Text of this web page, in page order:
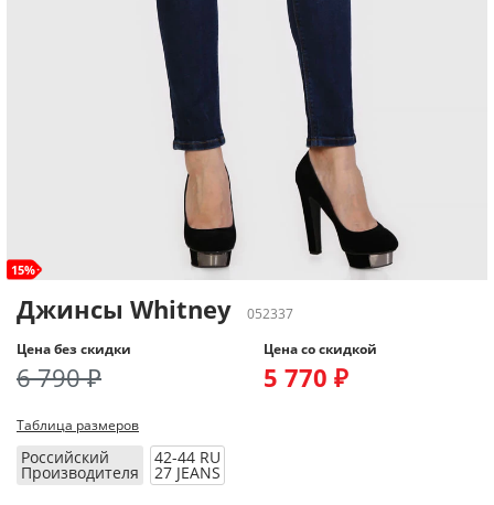
15%
Джинсы Whitney
052337
Цена без скидки
6 790 ₽
Цена со скидкой
5 770 ₽
Таблица размеров
Российский
Производителя
42-44 RU
27 JEANS